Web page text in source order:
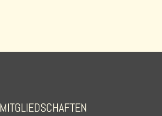
MITGLIEDSCHAFTEN